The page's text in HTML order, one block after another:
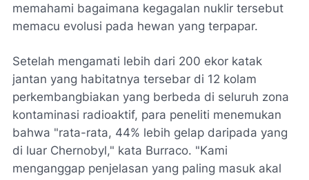
memahami bagaimana kegagalan nuklir tersebut
memacu evolusi pada hewan yang terpapar.
Setelah mengamati lebih dari 200 ekor katak
jantan yang habitatnya tersebar di 12 kolam
perkembangbiakan yang berbeda di seluruh zona
kontaminasi radioaktif, para peneliti menemukan
bahwa "rata-rata, 44% lebih gelap daripada yang
di luar Chernobyl," kata Burraco. "Kami
menganggap penjelasan yang paling masuk akal